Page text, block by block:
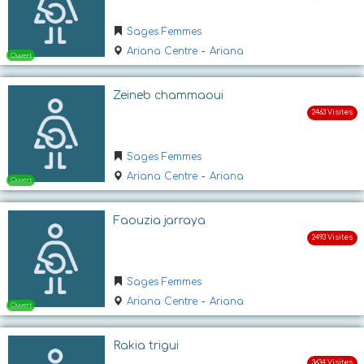
Ouvert
Ouvert
Sages Femmes
Ariana Centre - Ariana
Zeineb chammaoui
Sages Femmes
Ariana Centre - Ariana
Faouzia jarraya
Sages Femmes
Ariana Centre - Ariana
Rakia trigui